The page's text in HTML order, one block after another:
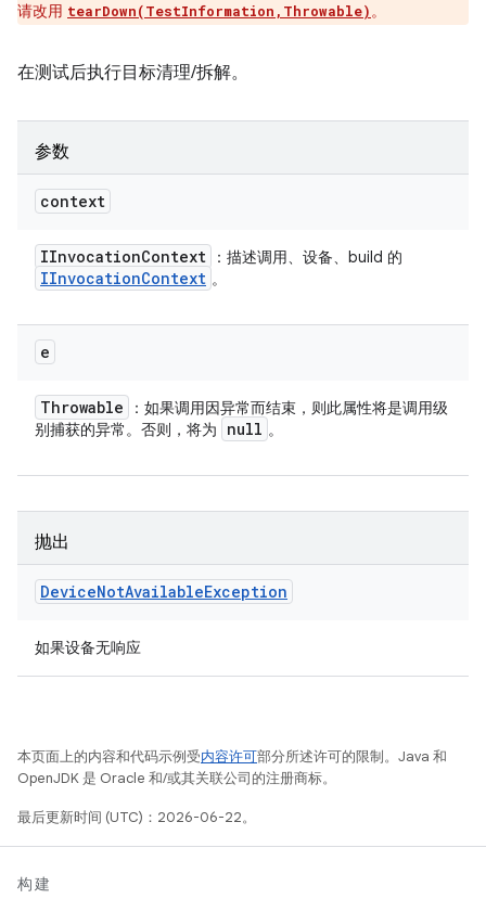
请改用 tearDown(TestInformation,Throwable)。
在测试后执行目标清理/拆解。
参数
context
IInvocationContext ：描述调用、设备、build 的
IInvocationContext 。
e
Throwable
：如果调用因异常而结束，则此属性将是调用级
别捕获的异常。否则，将为
null 。
抛出
DeviceNotAvailableException
如果设备无响应
本页面上的内容和代码示例受内容许可部分所述许可的限制。Java 和
OpenJDK 是 Oracle 和/或其关联公司的注册商标。
最后更新时间 (UTC)：2026-06-22。
构建